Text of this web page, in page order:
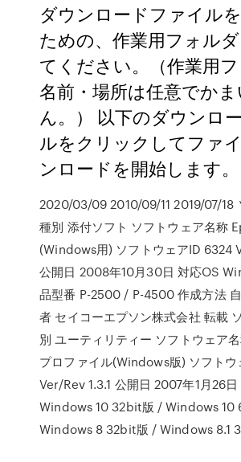
ダウンロードファイル
ための、作業用フォル
てください。（作業用
名前・場所は任意でか
ん。） 以下のダウンロ
ルをクリックしてファ
ンロードを開始します。
2020/03/09 2010/09/11 2019/07/18
種別 添付ソフト ソフトウェア名称
(Windows用) ソフトウェアID 6324
公開日 2008年10月30日 対応OS
品型番 P-2500 / P-4500 作成方法
者 セイコーエプソン株式会社 転載
別 ユーティリティー ソフトウェア
プロファイル(Windows版) ソフト
Ver/Rev 1.3.1 公開日 2007年1月26
Windows 10 32bit版 / Windows 10
Windows 8 32bit版 / Windows 8.1